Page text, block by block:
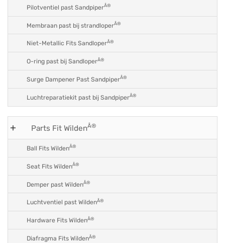
Pilotventiel past SandpiperÂ®
Membraan past bij strandloperÂ®
Niet-Metallic Fits SandloperÂ®
O-ring past bij SandloperÂ®
Surge Dampener Past SandpiperÂ®
Luchtreparatiekit past bij SandpiperÂ®
Parts Fit WildenÂ®
Ball Fits WildenÂ®
Seat Fits WildenÂ®
Demper past WildenÂ®
Luchtventiel past WildenÂ®
Hardware Fits WildenÂ®
Diafragma Fits WildenÂ®